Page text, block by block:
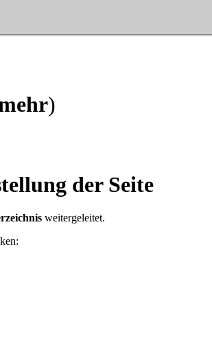
)
der Seite
weitergeleitet.